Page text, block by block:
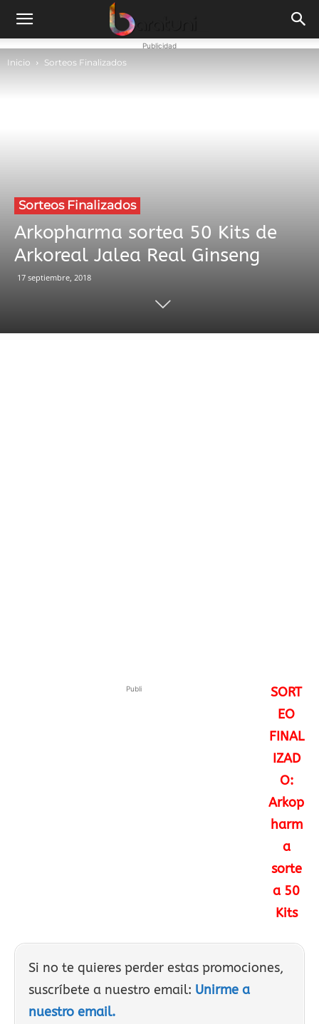
Publicidad
Inicio Sorteos Finalizados
Sorteos Finalizados
Arkopharma sortea 50 Kits de
Arkoreal Jalea Real Ginseng
17 septiembre, 2018
Publi
SORT
EO
FINAL
IZAD
O:
Arkop
harm
a
sorte
a 50
Kits
Si no te quieres perder estas promociones,
suscríbete a nuestro email: Unirme a
nuestro email.